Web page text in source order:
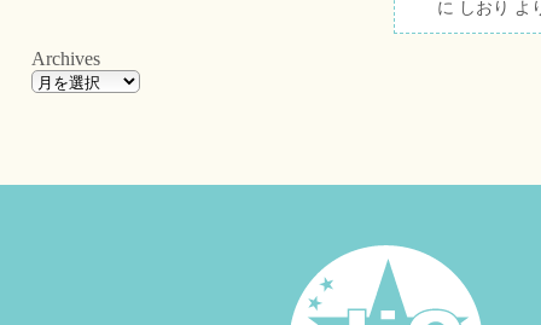
に しおり よ
Archives